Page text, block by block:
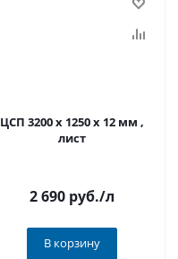
ЦСП 3200 х 1250 х 12 мм ,
лист
2 690 руб./л
В корзину